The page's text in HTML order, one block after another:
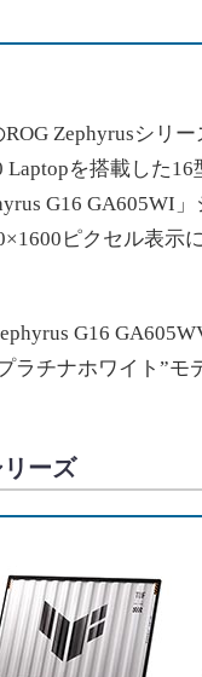
Zephyrusシリー
Laptopを搭載した
G16 GA605WI
ピクセル表示
G16
ラチナホワイト”
ーズ